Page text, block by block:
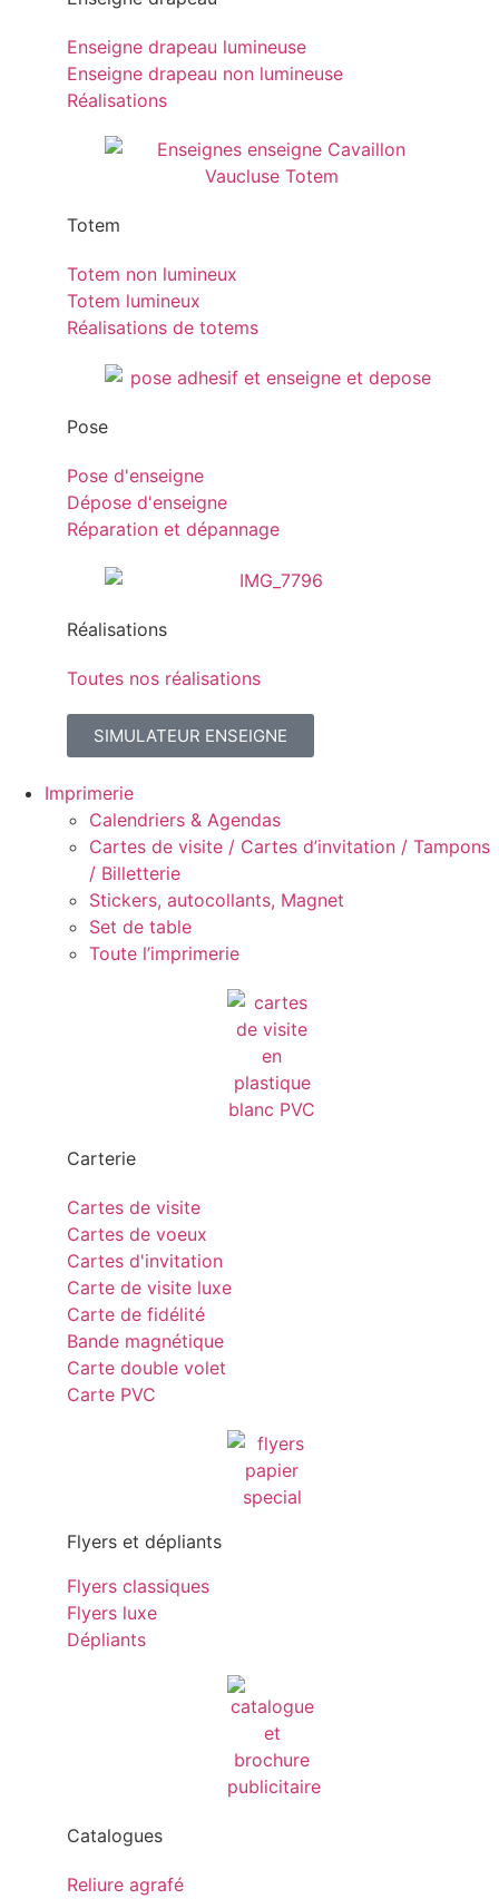
Enseigne drapeau lumineuse
Enseigne drapeau non lumineuse
Réalisations
Totem
Totem non lumineux
Totem lumineux
Réalisations de totems
Pose
Pose d'enseigne
Dépose d'enseigne
Réparation et dépannage
Réalisations
Toutes nos réalisations
SIMULATEUR ENSEIGNE
Imprimerie
Calendriers & Agendas
Cartes de visite / Cartes d’invitation / Tampons
/ Billetterie
Stickers, autocollants, Magnet
Set de table
Toute l’imprimerie
Carterie
Cartes de visite
Cartes de voeux
Cartes d'invitation
Carte de visite luxe
Carte de fidélité
Bande magnétique
Carte double volet
Carte PVC
Flyers et dépliants
Flyers classiques
Flyers luxe
Dépliants
Catalogues
Reliure agrafé